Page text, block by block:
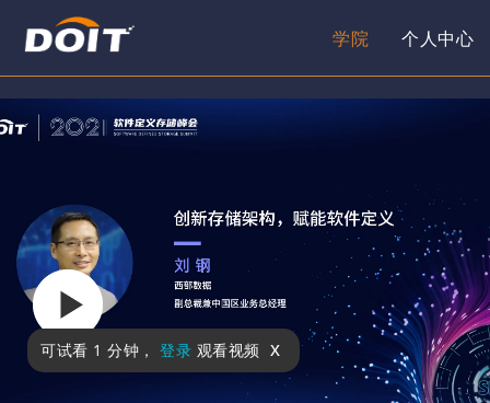
学院 个人中心
可试看 1 分钟 ， 登录 观看视频 x